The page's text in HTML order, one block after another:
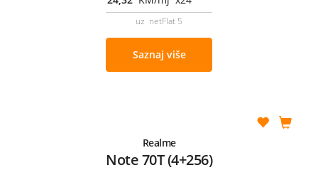
uz netFlat 5
Saznaj više
Realme
Note 70T (4+256)